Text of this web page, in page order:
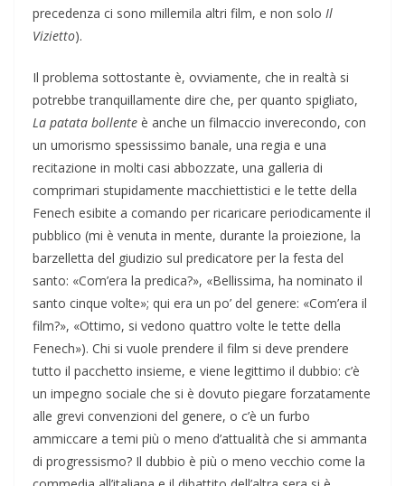
precedenza ci sono millemila altri film, e non solo Il
Vizietto).
Il problema sottostante è, ovviamente, che in realtà si
potrebbe tranquillamente dire che, per quanto spigliato,
La patata bollente è anche un filmaccio inverecondo, con
un umorismo spessissimo banale, una regia e una
recitazione in molti casi abbozzate, una galleria di
comprimari stupidamente macchiettistici e le tette della
Fenech esibite a comando per ricaricare periodicamente il
pubblico (mi è venuta in mente, durante la proiezione, la
barzelletta del giudizio sul predicatore per la festa del
santo: «Com’era la predica?», «Bellissima, ha nominato il
santo cinque volte»; qui era un po’ del genere: «Com’era il
film?», «Ottimo, si vedono quattro volte le tette della
Fenech»). Chi si vuole prendere il film si deve prendere
tutto il pacchetto insieme, e viene legittimo il dubbio: c’è
un impegno sociale che si è dovuto piegare forzatamente
alle grevi convenzioni del genere, o c’è un furbo
ammiccare a temi più o meno d’attualità che si ammanta
di progressismo? Il dubbio è più o meno vecchio come la